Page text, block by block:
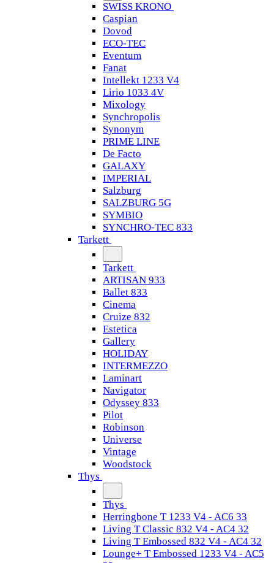
SWISS KRONO
Caspian
Dovod
ECO-TEC
Eventum
Fanat
Intellekt 1233 V4
Lirio 1033 4V
Mixology
Synchropolis
Synonym
PRIME LINE
De Facto
GALAXY
IMPERIAL
Salzburg
SALZBURG 5G
SYMBIO
SYNCHRO-TEC 833
Tarkett
Tarkett
ARTISAN 933
Ballet 833
Cinema
Cruize 832
Estetica
Gallery
HOLIDAY
INTERMEZZO
Laminart
Navigator
Odyssey 833
Pilot
Robinson
Universe
Vintage
Woodstock
Thys
Thys
Herringbone T 1233 V4 - AC6 33
Living T Classic 832 V4 - AC4 32
Living T Embossed 832 V4 - AC4 32
Lounge+ T Embossed 1233 V4 - AC5